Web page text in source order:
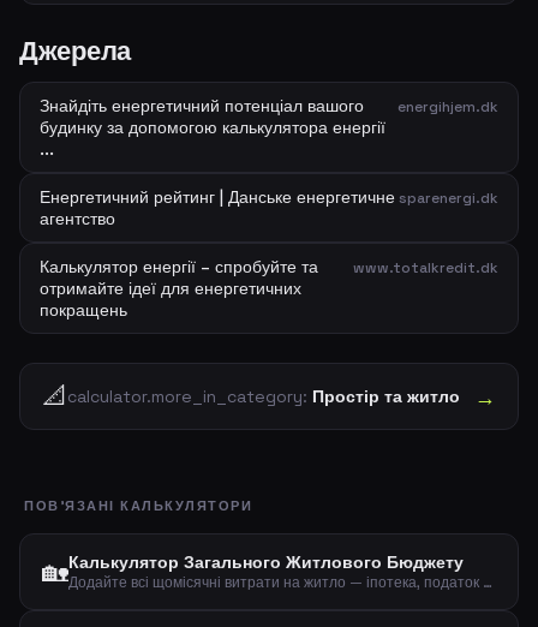
Джерела
Знайдіть енергетичний потенціал вашого
будинку за допомогою калькулятора енергії
...
energihjem.dk
Енергетичний рейтинг | Данське енергетичне
агентство
sparenergi.dk
Калькулятор енергії – спробуйте та
отримайте ідеї для енергетичних
покращень
www.totalkredit.dk
📐 calculator.more_in_category: Простір та житло →
ПОВ'ЯЗАНІ КАЛЬКУЛЯТОРИ
🏡Калькулятор Загального Житлового Бюджету
Додайте всі щомісячні витрати на житло — іпотека, податок на нерухомість, страхування, електрика, опалення та вода — щоб побачити загальний житловий бюджет.